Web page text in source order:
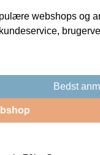
webshops og
Bedst